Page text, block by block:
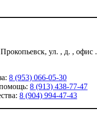
ул. , д. , офис .
8 (953) 066-05-30
8 (913) 438-77-47
8 (904) 994-47-43